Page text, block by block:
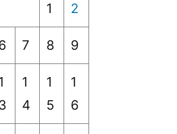
1 2
7 8 9
1
4
1
5
1
6